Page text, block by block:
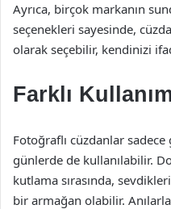
Ayrıca, birçok markanın
seçenekleri sayesinde,
olarak seçebilir, kendinizi
Farklı
Fotoğraflı cüzdanlar
günlerde de kullanılabilir.
kutlama sırasında,
bir armağan olabilir.